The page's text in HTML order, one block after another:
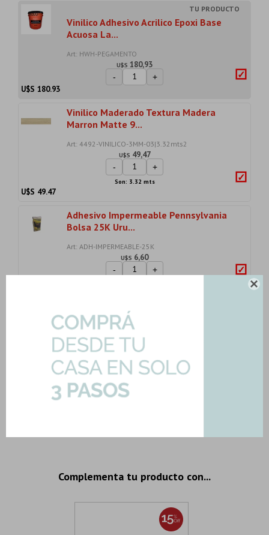

Vinilico Adhesivo Acrilico Epoxi Base
Acuosa La...
Art: HWH-PEGAMENTO
U$S 180,93
- +
U$S 180.93
Vinilico Maderado Textura Madera
Marron Matte 9...
Art: 4492-VINILICO-3MM-03|3.32mts2
U$S 49,47
- +
Son: 3.32 mts
U$S 49.47
Adhesivo Impermeable Pennsylvania
Bolsa 25K Uru...
Art: ADH-IMPERMEABLE-25K
U$S 6,60
- +
Pennsylvania
Art: P-PASTINA-GRAFITO
2,50
- +
2.50
Importe total:USD 239.50
Complementa tu producto con...